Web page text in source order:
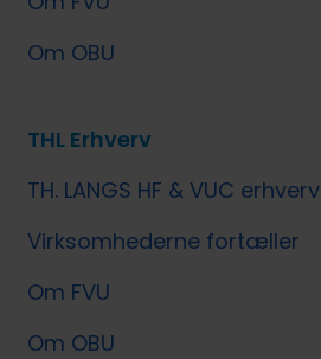
Om OBU
THL Erhverv
TH. LANGS HF & VUC erhverv
Virksomhederne fortæller
Om FVU
Om OBU